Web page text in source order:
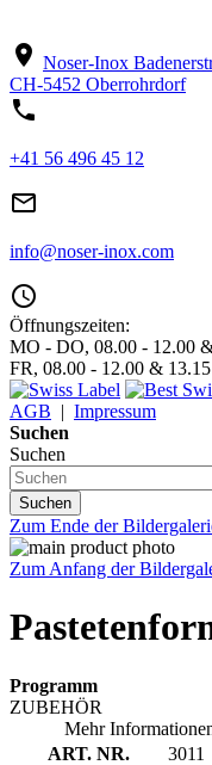
location_on Noser-Inox
CH-5452 Oberrohrdorf
phone
+41 56 496 45 12
mail_outline
info@noser-inox.com
access_time
Öffnungszeiten:
MO - DO, 08.00 - 12.00
FR, 08.00 - 12.00 &
AGB | Impressum
Suchen
Suchen
Suchen
Zum Ende der
Zum Anfang der
Programm
ZUBEHÖR
Mehr
ART. NR.
3011